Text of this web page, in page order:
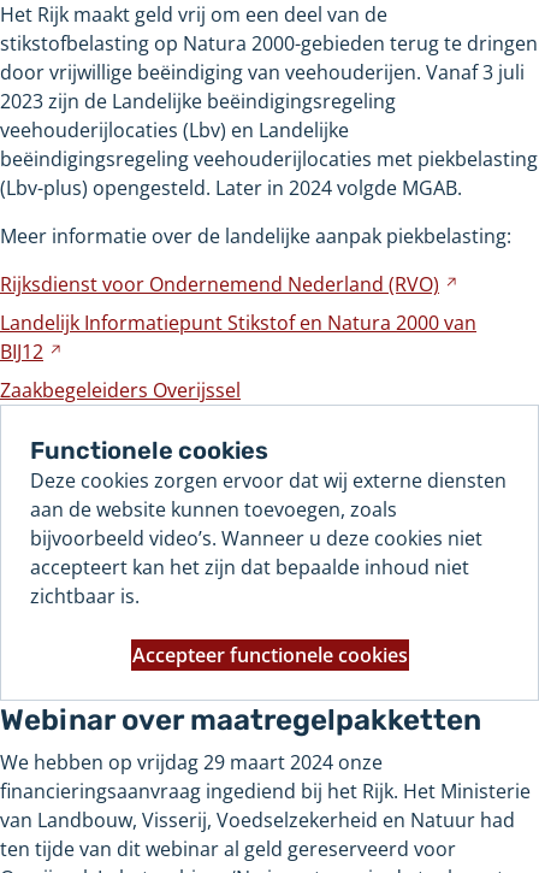
Het Rijk maakt geld vrij om een deel van de
stikstofbelasting op Natura 2000-gebieden terug te dringen
door vrijwillige beëindiging van veehouderijen. Vanaf 3 juli
2023 zijn de Landelijke beëindigingsregeling
veehouderijlocaties (Lbv) en Landelijke
beëindigingsregeling veehouderijlocaties met piekbelasting
(Lbv-plus) opengesteld. Later in 2024 volgde MGAB.
Meer informatie over de landelijke aanpak piekbelasting:
Rijksdienst voor Ondernemend Nederland (RVO)
naar
website
Landelijk Informatiepunt Stikstof en Natura 2000 van
BIJ12
naar
een
andere
website
Zaakbegeleiders Overijssel
Functionele cookies
Deze cookies zorgen ervoor dat wij externe diensten
aan de website kunnen toevoegen, zoals
bijvoorbeeld video’s. Wanneer u deze cookies niet
accepteert kan het zijn dat bepaalde inhoud niet
zichtbaar is.
Accepteer functionele cookies
Webinar over maatregelpakketten
We hebben op vrijdag 29 maart 2024 onze
financieringsaanvraag ingediend bij het Rijk. Het Ministerie
van Landbouw, Visserij, Voedselzekerheid en Natuur had
ten tijde van dit webinar al geld gereserveerd voor